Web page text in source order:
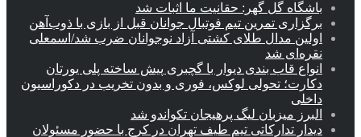
باشگاه گل گهر: حقانیت ما اثبات شد
برگزاری تمرین تیم فوتبال جوانان قبل از بازی با ذوب‌آهن
اولین مدال طلای کشتی آزاد نوجوانان ضرب شد/اسمعلی
نقره‌ای شد
انواع قاب بندی دیوار با گچبری پیش ساخته پلی یورتان
دکارت؛ تحولی لوکس، فوری و بدون تخریب در دکوراسیون
داخلی
البرز میزبان لیگ پرهیجان تکواندو شد
دیدار تدارکاتی تیم طیف تهران در کرج با حضور مسئولان